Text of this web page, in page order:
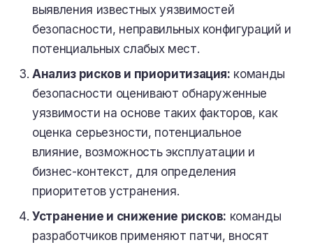
выявления известных уязвимостей
безопасности, неправильных конфигураций и
потенциальных слабых мест.
Анализ рисков и приоритизация: команды
безопасности оценивают обнаруженные
уязвимости на основе таких факторов, как
оценка серьезности, потенциальное
влияние, возможность эксплуатации и
бизнес-контекст, для определения
приоритетов устранения.
Устранение и снижение рисков: команды
разработчиков применяют патчи, вносят